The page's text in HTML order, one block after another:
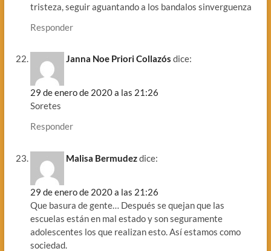
tristeza, seguir aguantando a los bandalos sinverguenza
Responder
Janna Noe Priori Collazós dice:
29 de enero de 2020 a las 21:26
Soretes
Responder
Malisa Bermudezdice:
29 de enero de 2020 a las 21:26
Que basura de gente… Después se quejan que las
escuelas están en mal estado y son seguramente
adolescentes los que realizan esto. Así estamos como
sociedad.